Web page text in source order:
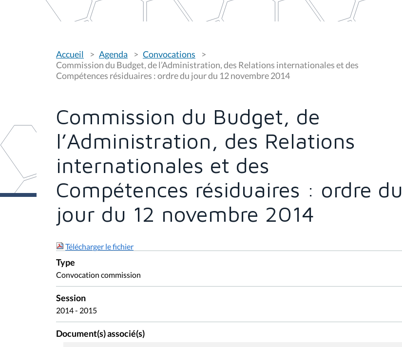
o
u
s
ê
c
:
Accueil Agenda
Convocations
Commission du Budget, de l’Administration, des Relations internationales et des
Compétences résiduaires : ordre du jour du 12 novembre 2014
Commission du Budget, de
l’Administration, des Relations
internationales et des
Compétences résiduaires : ordre du
jour du 12 novembre 2014
Télécharger le fichier
Type
Convocation commission
Session
2014 - 2015
Document(s) associé(s)